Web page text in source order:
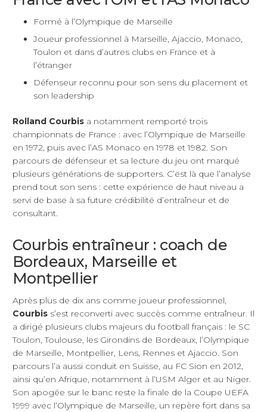
Formé à l’Olympique de Marseille
Joueur professionnel à Marseille, Ajaccio, Monaco,
Toulon et dans d’autres clubs en France et à
l’étranger
Défenseur reconnu pour son sens du placement et
son leadership
Rolland Courbis a notamment remporté trois
championnats de France : avec l’Olympique de Marseille
en 1972, puis avec l’AS Monaco en 1978 et 1982. Son
parcours de défenseur et sa lecture du jeu ont marqué
plusieurs générations de supporters. C’est là que l’analyse
prend tout son sens : cette expérience de haut niveau a
servi de base à sa future crédibilité d’entraîneur et de
consultant.
Courbis entraîneur : coach de
Bordeaux, Marseille et
Montpellier
Après plus de dix ans comme joueur professionnel,
Courbis s’est reconverti avec succès comme entraîneur. Il
a dirigé plusieurs clubs majeurs du football français : le SC
Toulon, Toulouse, les Girondins de Bordeaux, l’Olympique
de Marseille, Montpellier, Lens, Rennes et Ajaccio. Son
parcours l’a aussi conduit en Suisse, au FC Sion en 2012,
ainsi qu’en Afrique, notamment à l’USM Alger et au Niger.
Son apogée sur le banc reste la finale de la Coupe UEFA
1999 avec l’Olympique de Marseille, un repère fort dans sa